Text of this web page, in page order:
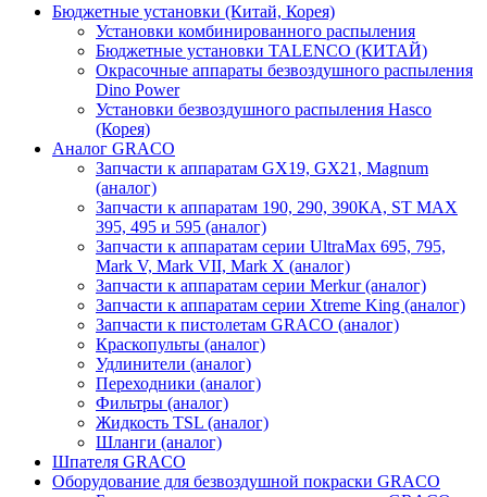
Бюджетные установки (Китай, Корея)
Установки комбинированного распыления
Бюджетные установки TALENCO (КИТАЙ)
Окрасочные аппараты безвоздушного распыления
Dino Power
Установки безвоздушного распыления Hasco
(Корея)
Аналог GRACO
Запчасти к аппаратам GX19, GX21, Magnum
(аналог)
Запчасти к аппаратам 190, 290, 390КА, ST MAX
395, 495 и 595 (аналог)
Запчасти к аппаратам серии UltraMax 695, 795,
Mark V, Mark VII, Mark X (аналог)
Запчасти к аппаратам серии Merkur (аналог)
Запчасти к аппаратам серии Xtreme King (аналог)
Запчасти к пистолетам GRACO (аналог)
Краскопульты (аналог)
Удлинители (аналог)
Переходники (аналог)
Фильтры (аналог)
Жидкость TSL (аналог)
Шланги (аналог)
Шпателя GRACO
Оборудование для безвоздушной покраски GRACO